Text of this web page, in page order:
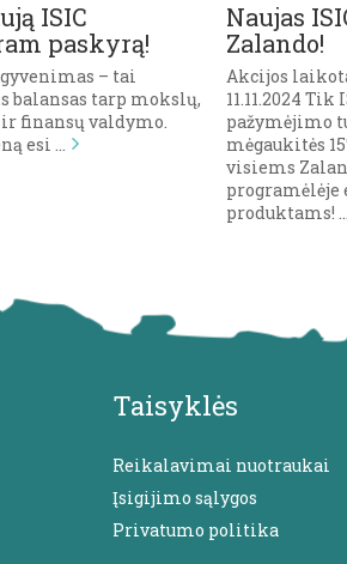
ISIC
paskyrą!
– tai
balansas tarp mokslų,
finansų valdymo.
esi …
Naujas
Zalando!
Akcijos
11.11.2024
pažymėjimo
mėgaukitės
visiems
programėlėje
produktams! …
Taisyklės
Reikalavimai nuotraukai
Įsigijimo sąlygos
Privatumo politika